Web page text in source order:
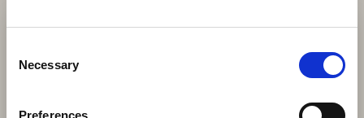
Selection
Necessary
Preferences